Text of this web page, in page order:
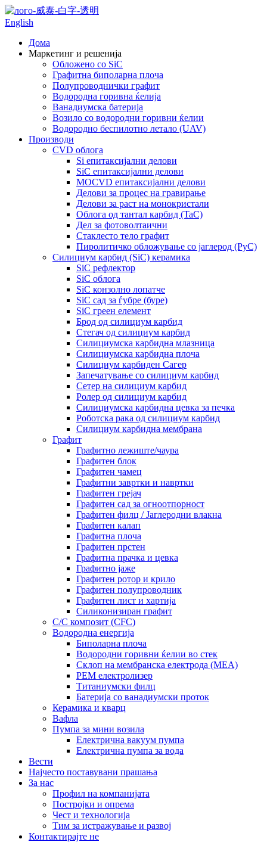
English
Дома
Маркетинг и решенија
Обложено со SiC
Графитна биполарна плоча
Полупроводнички графит
Водородна горивна ќелија
Ванадиумска батерија
Возило со водородни горивни ќелии
Водородно беспилотно летало (UAV)
Производи
CVD облога
Si епитаксијални делови
SiC епитаксијални делови
MOCVD епитаксијални делови
Делови за процес на гравирање
Делови за раст на монокристали
Облога од тантал карбид (TaC)
Дел за фотоволтаични
Стаклесто тело графит
Пиролитичко обложување со јаглерод (PyC)
Силициум карбид (SiC) керамика
SiC рефлектор
SiC облога
SiC конзолно лопатче
SiC сад за ѓубре (буре)
SiC греен елемент
Брод од силициум карбид
Стегач од силициум карбид
Силициумска карбидна млазница
Силициумска карбидна плоча
Силициум карбиден Сагер
Запечатување со силициум карбид
Сетер на силициум карбид
Ролер од силициум карбид
Силициумска карбидна цевка за печка
Роботска рака од силициум карбид
Силициум карбидна мембрана
Графит
Графитно лежиште/чаура
Графитен блок
Графитен чамец
Графитни завртки и навртки
Графитен грејач
Графитен сад за огноотпорност
Графитен филц / Јаглеродни влакна
Графитен калап
Графитна плоча
Графитен прстен
Графитна прачка и цевка
Графитно јаже
Графитен ротор и крило
Графитен полупроводник
Графитен лист и хартија
Силиконизиран графит
C/C композит (CFC)
Водородна енергија
Биполарна плоча
Водородни горивни ќелии во стек
Склоп на мембранска електрода (MEA)
PEM електролизер
Титаниумски филц
Батерија со ванадиумски проток
Керамика и кварц
Вафла
Пумпа за мини возила
Електрична вакуум пумпа
Електрична пумпа за вода
Вести
Најчесто поставувани прашања
За нас
Профил на компанијата
Постројки и опрема
Чест и технологија
Тим за истражување и развој
Контактирајте не